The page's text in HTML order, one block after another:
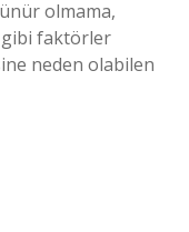
olmama,
gibi faktörler
neden olabilen